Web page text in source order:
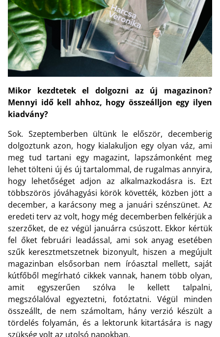
Mikor kezdtetek el dolgozni az új magazinon?
Mennyi idő kell ahhoz, hogy összeálljon egy ilyen
kiadvány?
Sok. Szeptemberben ültünk le először, decemberig
dolgoztunk azon, hogy kialakuljon egy olyan váz, ami
meg tud tartani egy magazint, lapszámonként meg
lehet tölteni új és új tartalommal, de rugalmas annyira,
hogy lehetőséget adjon az alkalmazkodásra is. Ezt
többszörös jóváhagyási körök követték, közben jött a
december, a karácsony meg a januári szénszünet. Az
eredeti terv az volt, hogy még decemberben felkérjük a
szerzőket, de ez végül januárra csúszott. Ekkor kértük
fel őket februári leadással, ami sok anyag esetében
szűk keresztmetszetnek bizonyult, hiszen a megújult
magazinban elsősorban nem íróasztal mellett, saját
kútfőből megírható cikkek vannak, hanem több olyan,
amit egyszerűen szólva le kellett talpalni,
megszólalóval egyeztetni, fotóztatni. Végül minden
összeállt, de nem számoltam, hány verzió készült a
tördelés folyamán, és a lektorunk kitartására is nagy
szükség volt az utolsó napokban.